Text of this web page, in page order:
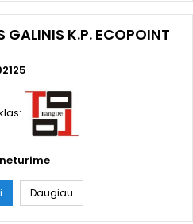
GALINIS K.P. ECOPOINT
Daugiau